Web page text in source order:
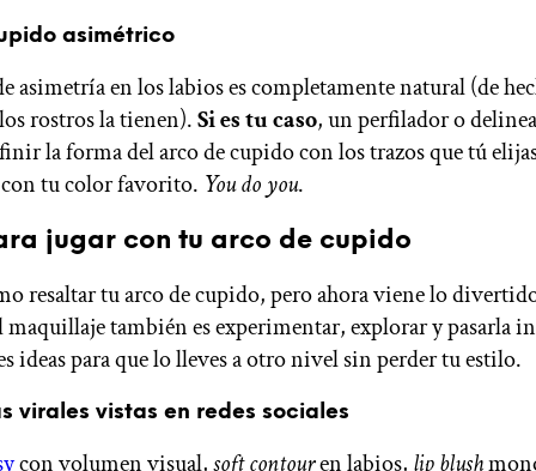
asimétrico
asimetría en los labios es completamente natural (de
rostros la tienen).Si es tu caso, un perfilador o
la forma del arco de cupido con los trazos que tú
tu color favorito. You do you.
jugar con tu arco de cupido
resaltar tu arco de cupido, pero ahora viene lo
maquillaje también es experimentar, explorar y pasarla
ideas para que lo lleves a otro nivel sin perder tu estilo.
virales vistas en redes sociales
con volumen visual,soft contouren labios, lip blush